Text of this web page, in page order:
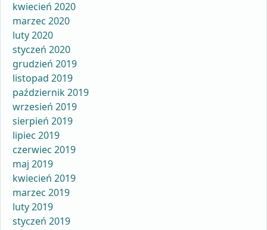
kwiecień 2020
marzec 2020
luty 2020
styczeń 2020
grudzień 2019
listopad 2019
październik 2019
wrzesień 2019
sierpień 2019
lipiec 2019
czerwiec 2019
maj 2019
kwiecień 2019
marzec 2019
luty 2019
styczeń 2019